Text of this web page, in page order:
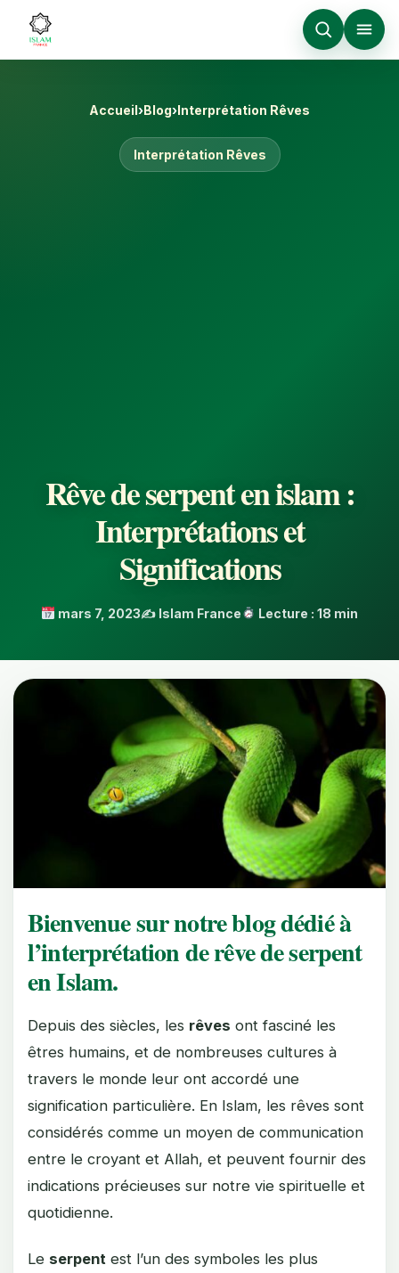
Accueil›Blog›Interprétation Rêves
Interprétation Rêves
Rêve de serpent en islam :
Interprétations et
Significations
mars 7, 2023✍️ Islam France Lecture : 18 min
Bienvenue sur notre blog dédié à
l’interprétation de rêve de serpent
en Islam.
Depuis des siècles, les rêves ont fasciné les
êtres humains, et de nombreuses cultures à
travers le monde leur ont accordé une
signification particulière. En Islam, les rêves sont
considérés comme un moyen de communication
entre le croyant et Allah, et peuvent fournir des
indications précieuses sur notre vie spirituelle et
quotidienne.
Le serpent est l’un des symboles les plus